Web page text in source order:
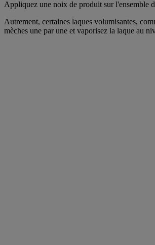
Appliquez une noix de produit sur l'ensemble
Autrement, certaines laques volumisantes,
mèches une par une et vaporisez la laque au